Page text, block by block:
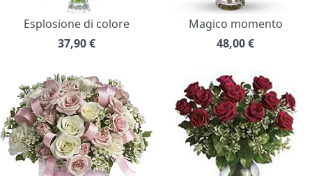
Esplosione di colore
37,90€
Magico momento
48,00€